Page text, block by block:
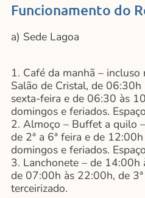
Funcionamento do
a) Sede Lagoa
1. Café da manhã –
Salão de Cristal, de
sexta-feira e de 06:30 às
domingos e feriados.
2. Almoço – Buffet a quilo
de 2ª a 6ª feira e de
domingos e feriados.
3. Lanchonete – de 14:00h
de 07:00h às 22:00h, de
terceirizado.